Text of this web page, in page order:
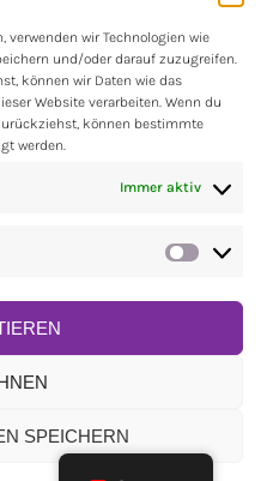
wir Technologien wie
und/oder darauf zuzugreifen.
können wir Daten wie das
Website verarbeiten. Wenn du
können bestimmte
werden.
Immer aktiv
SPEICHERN